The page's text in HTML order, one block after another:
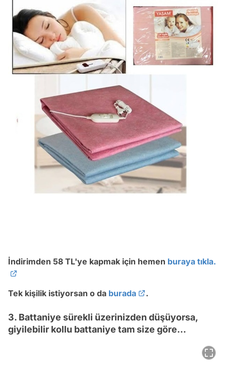
İndirimden 58 TL'ye kapmak için hemen buraya tıkla.
Tek kişilik istiyorsan o da burada .
3. Battaniye sürekli üzerinizden düşüyorsa,
giyilebilir kollu battaniye tam size göre...